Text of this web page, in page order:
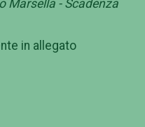
Marsella - Scadenza
in allegato